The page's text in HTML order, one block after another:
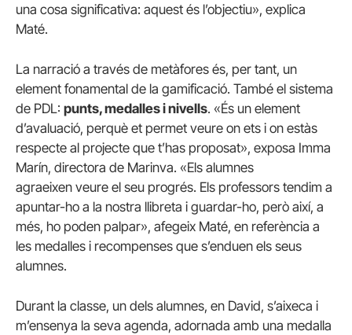
una cosa significativa: aquest és l’objectiu», explica
Maté.
La narració a través de metàfores és, per tant, un
element fonamental de la gamificació. També el sistema
de PDL: punts, medalles i nivells. «És un element
d’avaluació, perquè et permet veure on ets i on estàs
respecte al projecte que t’has proposat», exposa Imma
Marín, directora de Marinva. «Els alumnes
agraeixen veure el seu progrés. Els professors tendim a
apuntar-ho a la nostra llibreta i guardar-ho, però així, a
més, ho poden palpar», afegeix Maté, en referència a
les medalles i recompenses que s’enduen els seus
alumnes.
Durant la classe, un dels alumnes, en David, s’aixeca i
m’ensenya la seva agenda, adornada amb una medalla